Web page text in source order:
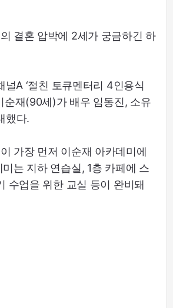
결혼 압박에 2세가 궁금하긴 하
널A ‘절친 토큐멘터리 4인용식
순재(90세)가 배우 임동진, 소유
했다.
가장 먼저 이순재 아카데미에
는 지하 연습실, 1층 카페에 스
수업을 위한 교실 등이 완비돼